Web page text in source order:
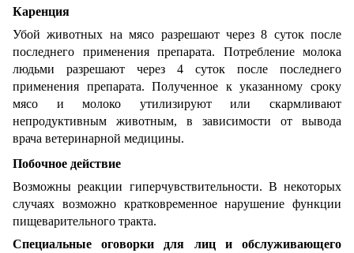
Каренция
Убой животных на мясо разрешают через 8 суток после
последнего применения препарата. Потребление молока
людьми разрешают через 4 суток после последнего
применения препарата. Полученное к указанному сроку
мясо и молоко утилизируют или скармливают
непродуктивным животным, в зависимости от вывода
врача ветеринарной медицины.
Побочное действие
Возможны реакции гиперчувствительности. В некоторых
случаях возможно кратковременное нарушение функции
пищеварительного тракта.
Специальные оговорки для лиц и обслуживающего